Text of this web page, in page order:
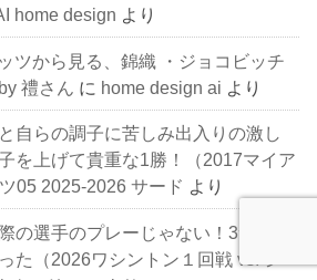
home design より
ツから見る、錦織 ・ジョコビッチ
禮さん に home design ai より
自らの調子に苦しみ出入りの激し
を上げて貴重な1勝！（2017マイア
05 2025-2026 サード より
の選手のプレーじゃない！3つの願
た（2026ワシントン１回戦 vs. シ